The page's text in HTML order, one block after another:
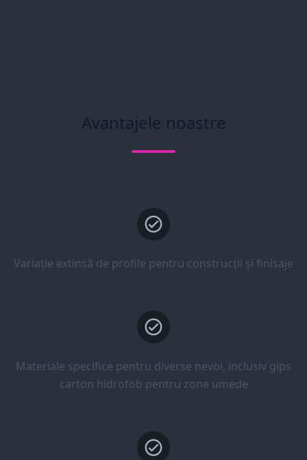
Avantajele noastre
Variație extinsă de profile pentru construcții și finisaje
Materiale specifice pentru diverse nevoi, inclusiv gips
carton hidrofob pentru zone umede